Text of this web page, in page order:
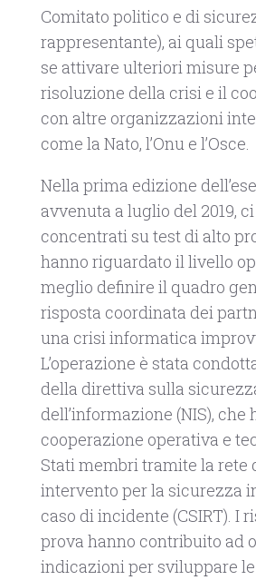
Comitato politico e di
rappresentante), ai quali
se attivare ulteriori misure
risoluzione della crisi e il
con altre organizzazioni
come la Nato, l’Onu e l’Osce.
Nella prima edizione
avvenuta a luglio del 2019,
concentrati su test di alto
hanno riguardato il livello
meglio definire il quadro
risposta coordinata dei
una crisi informatica
L’operazione è stata
della direttiva sulla
dell’informazione (NIS), che
cooperazione operativa e
Stati membri tramite la rete
intervento per la sicurezza
caso di incidente (CSIRT). I
prova hanno contribuito ad
indicazioni per sviluppare